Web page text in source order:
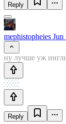
Reply
mephistopheies Jun
ну лучше уж
Reply